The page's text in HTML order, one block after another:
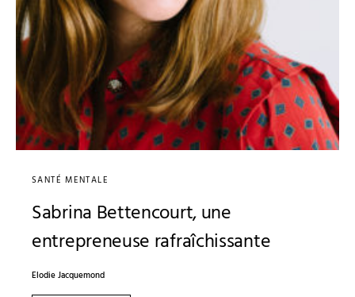
SANTÉ MENTALE
Sabrina Bettencourt, une
entrepreneuse rafraîchissante
Elodie Jacquemond